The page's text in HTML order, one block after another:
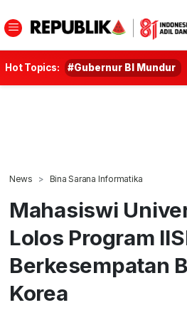
Hot Topics: #Gubernur BI Mundur
News Bina Sarana Informatika
Mahasiswi
Lolos Program
Berkesempatan
Korea